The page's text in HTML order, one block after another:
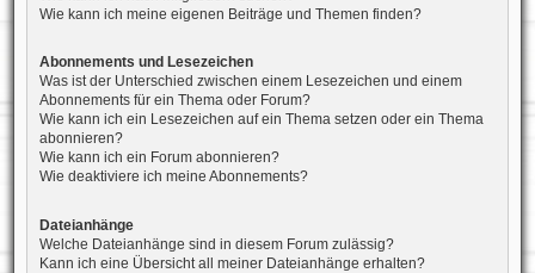
Wie kann ich meine eigenen Beiträge und Themen finden?
Abonnements und Lesezeichen
Was ist der Unterschied zwischen einem Lesezeichen und einem
Abonnements für ein Thema oder Forum?
Wie kann ich ein Lesezeichen auf ein Thema setzen oder ein Thema
abonnieren?
Wie kann ich ein Forum abonnieren?
Wie deaktiviere ich meine Abonnements?
Dateianhänge
Welche Dateianhänge sind in diesem Forum zulässig?
Kann ich eine Übersicht all meiner Dateianhänge erhalten?